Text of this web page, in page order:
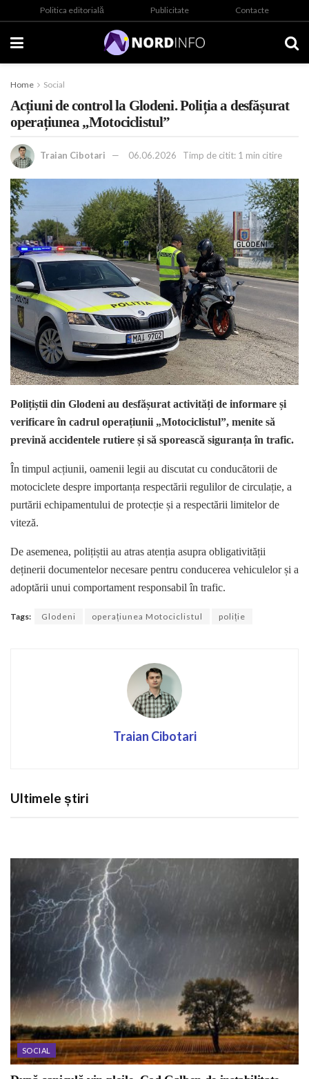
Politica editorială Publicitate Contacte
Home Social
Acțiuni de control la Glodeni. Poliția a desfășurat
operațiunea „Motociclistul”
Traian Cibotari 06.06.2026 Timp de citit: 1 min citire
Polițiștii din Glodeni au desfășurat activități de informare și
verificare în cadrul operațiunii „Motociclistul”, menite să
prevină accidentele rutiere și să sporească siguranța în trafic.
În timpul acțiunii, oamenii legii au discutat cu conducătorii de
motociclete despre importanța respectării regulilor de circulație, a
purtării echipamentului de protecție și a respectării limitelor de
viteză.
De asemenea, polițiștii au atras atenția asupra obligativității
deținerii documentelor necesare pentru conducerea vehiculelor și a
adoptării unui comportament responsabil în trafic.
Tags: Glodeni operațiunea Motociclistul poliție
Traian Cibotari
Ultimele știri
SOCIAL